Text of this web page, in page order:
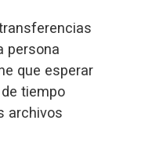
persona
que esperar
tiempo
archivos